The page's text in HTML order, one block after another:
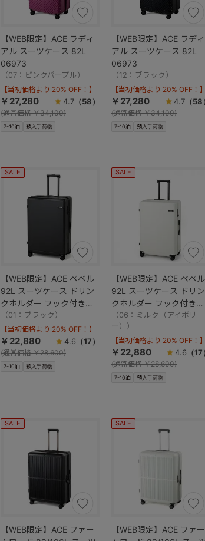
【WEB限定】ACE ラディ
アル スーツケース 82L
06973
（07：ピンクパープル）
7-10泊 預入手荷物
【当初価格より 20% OFF！】
￥27,280
(通常価格￥34,100)
4.7 （58）
【WEB限定】ACE ラディ
アル スーツケース 82L
06973
（12：ブラック）
7-10泊 預入手荷物
【当初価格より 20% OFF！】
￥27,280
(通常価格￥34,100)
4.7 （58）
【WEB限定】ACE ベベル
92L スーツケース ドリン
クホルダー フック付き
05683
（01：ブラック）
SALE
7-10泊 預入手荷物
【当初価格より 20% OFF！】
￥22,880
(通常価格￥28,600)
4.6 （17）
【WEB限定】ACE ベベル
92L スーツケース ドリン
クホルダー フック付き
05683
（06：ミルク（アイボリ
ー））
SALE
7-10泊 預入手荷物
【当初価格より 20% OFF！】
￥22,880
(通常価格￥28,600)
4.6 （17）
【WEB限定】ACE ファー
SALE
【WEB限定】ACE ファー
SALE